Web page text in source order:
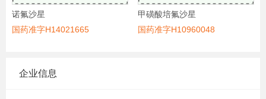
诺氟沙星
国药准字H14021665
甲磺酸培氟沙星
国药准字H10960048
企业信息